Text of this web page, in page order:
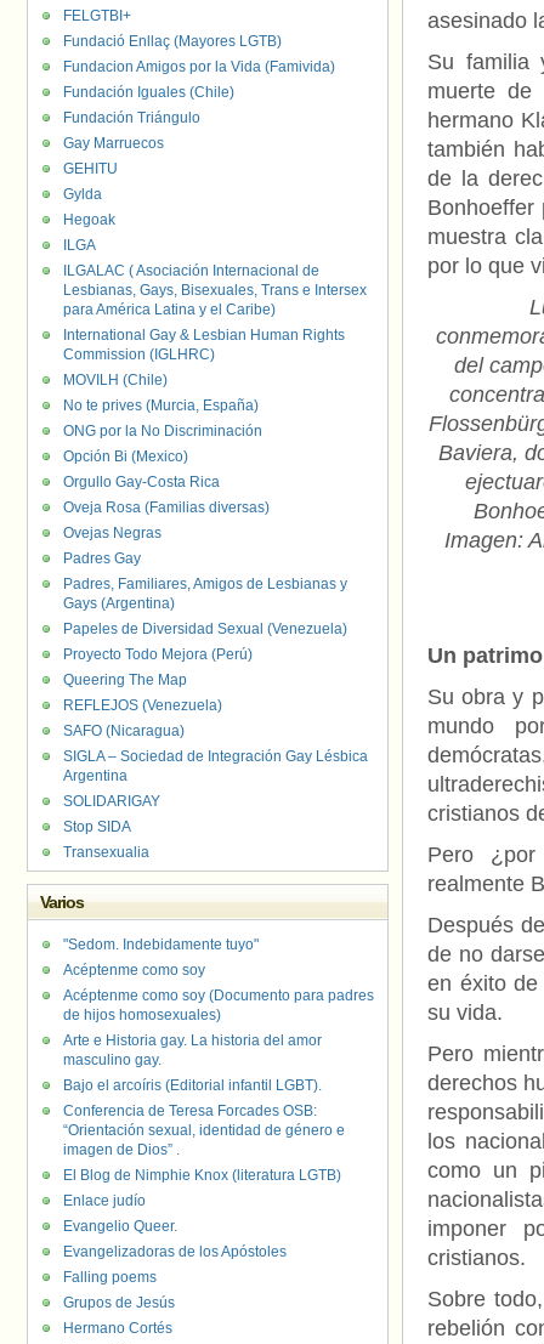
asesinado
Su familia
muerte de
hermano
también
de la
Bonhoeffer
muestra
por lo que
del
Baviera,
Imagen:
Un
Su obra y
mundo
cristianos
Pero
realmente
Después
de no
en éxito
su vida.
Pero
derechos
los
como un
imponer
cristianos.
Sobre
rebelión
FELGTBI+
Fundació Enllaç (Mayores LGTB)
Fundacion Amigos por la Vida (Famivida)
Fundación Iguales (Chile)
Fundación Triángulo
Gay Marruecos
GEHITU
Gylda
Hegoak
ILGA
ILGALAC ( Asociación Internacional de
Lesbianas, Gays, Bisexuales, Trans e Intersex
para América Latina y el Caribe)
International Gay & Lesbian Human Rights
Commission (IGLHRC)
MOVILH (Chile)
No te prives (Murcia, España)
ONG por la No Discriminación
Opción Bi (Mexico)
Orgullo Gay-Costa Rica
Oveja Rosa (Familias diversas)
Ovejas Negras
Padres Gay
Padres, Familiares, Amigos de Lesbianas y
Gays (Argentina)
Papeles de Diversidad Sexual (Venezuela)
Proyecto Todo Mejora (Perú)
Queering The Map
REFLEJOS (Venezuela)
SAFO (Nicaragua)
SIGLA – Sociedad de Integración Gay Lésbica
Argentina
SOLIDARIGAY
Stop SIDA
Transexualia
Varios
"Sedom. Indebidamente tuyo"
Acéptenme como soy
Acéptenme como soy (Documento para padres
de hijos homosexuales)
Arte e Historia gay. La historia del amor
masculino gay.
Bajo el arcoíris (Editorial infantil LGBT).
Conferencia de Teresa Forcades OSB:
“Orientación sexual, identidad de género e
imagen de Dios” .
El Blog de Nimphie Knox (literatura LGTB)
Enlace judío
Evangelio Queer.
Evangelizadoras de los Apóstoles
Falling poems
Grupos de Jesús
Hermano Cortés